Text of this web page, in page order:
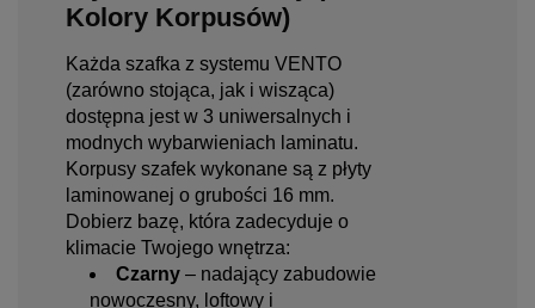
Kolory Korpusów)
Każda szafka z systemu VENTO
(zarówno stojąca, jak i wisząca)
dostępna jest w 3 uniwersalnych i
modnych wybarwieniach laminatu.
Korpusy szafek wykonane są z płyty
laminowanej o grubości 16 mm.
Dobierz bazę, która zadecyduje o
klimacie Twojego wnętrza:
Czarny – nadający zabudowie
nowoczesny, loftowy i